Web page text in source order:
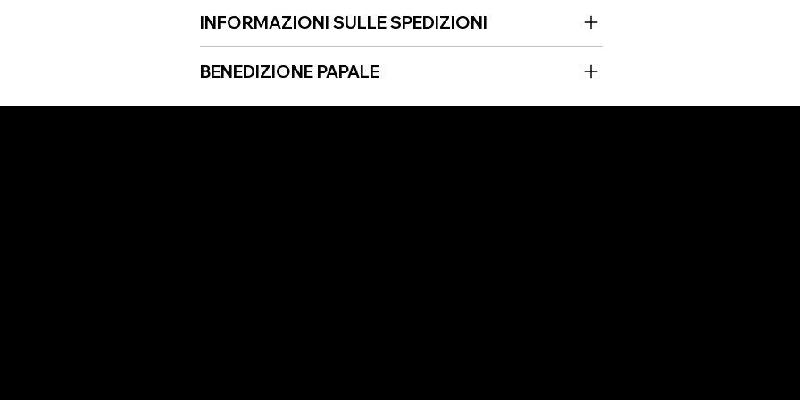
INFORMAZIONI SULLE SPEDIZIONI
BENEDIZIONE PAPALE